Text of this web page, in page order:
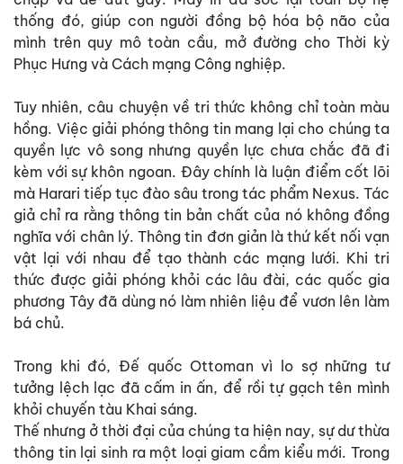
thống đó, giúp con người đồng bộ hóa bộ não của
mình trên quy mô toàn cầu, mở đường cho Thời kỳ
Phục Hưng và Cách mạng Công nghiệp.
Tuy nhiên, câu chuyện về tri thức không chỉ toàn màu
hồng. Việc giải phóng thông tin mang lại cho chúng ta
quyền lực vô song nhưng quyền lực chưa chắc đã đi
kèm với sự khôn ngoan. Đây chính là luận điểm cốt lõi
mà Harari tiếp tục đào sâu trong tác phẩm Nexus. Tác
giả chỉ ra rằng thông tin bản chất của nó không đồng
nghĩa với chân lý. Thông tin đơn giản là thứ kết nối vạn
vật lại với nhau để tạo thành các mạng lưới. Khi tri
thức được giải phóng khỏi các lâu đài, các quốc gia
phương Tây đã dùng nó làm nhiên liệu để vươn lên làm
bá chủ.
Trong khi đó, Đế quốc Ottoman vì lo sợ những tư
tưởng lệch lạc đã cấm in ấn, để rồi tự gạch tên mình
khỏi chuyến tàu Khai sáng.
Thế nhưng ở thời đại của chúng ta hiện nay, sự dư thừa
thông tin lại sinh ra một loại giam cầm kiểu mới. Trong